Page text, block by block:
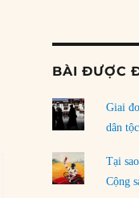
Ngoại trưởng
Dương
03/08/2026
Đặt cược vào
hiểm quốc gia
BÀI ĐƯỢC
Giai
dân
Tại
Cộng